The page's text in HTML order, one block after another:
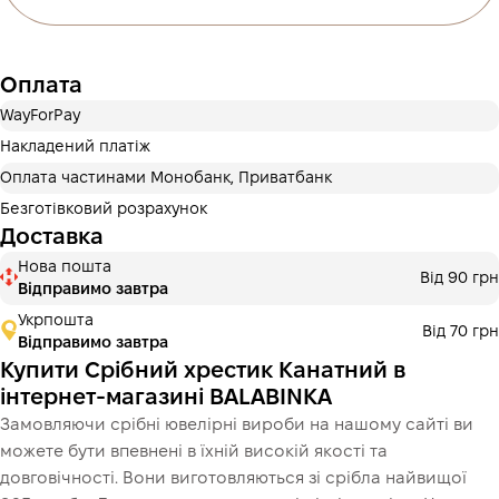
Оплату можна розділити на 2 або 3 платежі. Без
додаткових комісій для покупців. Кількість платежів
обирається на кроці оплати в корзині.
х 793.33 ₴= 2 380 ₴
Це ще не оформлення кредитного договору. Ви просто
переходите до наступного кроку.
Оплата
WayForPay
Накладений платіж
Оплата частинами Монобанк, Приватбанк
Безготівковий розрахунок
Доставка
Нова пошта
Відправимо завтра
Від 90 грн
Укрпошта
Відправимо завтра
Від 70 грн
Купити Срібний хрестик Канатний в
інтернет-магазині BALABINKA
Замовляючи срібні ювелірні вироби на нашому сайті ви
можете бути впевнені в їхній високій якості та
довговічності. Вони виготовляються зі срібла найвищої